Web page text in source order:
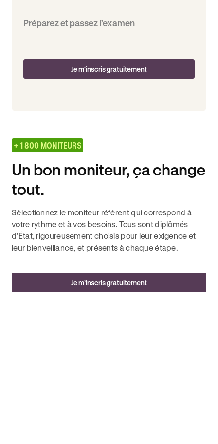
Préparez et passez l’examen
Je m'inscris gratuitement
+ 1 800 MONITEURS
Un bon moniteur, ça change
tout.
Sélectionnez le moniteur référent qui correspond à
votre rythme et à vos besoins. Tous sont diplômés
d’État, rigoureusement choisis pour leur exigence et
leur bienveillance, et présents à chaque étape.
Je m’inscris gratuitement